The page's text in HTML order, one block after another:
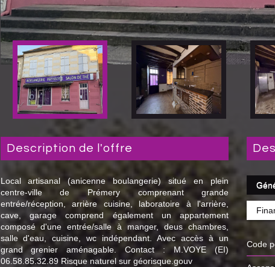
description de l'offre
Local artisanal (anicenne boulangerie) situé en plein
centre-ville de Prémery comprenant grande
entrée/réception, arrière cuisine, laboratoire à l'arrière,
cave, garage comprend également un appartement
composé d'une entrée/salle à manger, deus chambres,
salle d'eau, cuisine, wc indépendant. Avec accès à un
grand grenier aménagable. Contact : M.VOYE (EI)
06.58.85.32.89 Risque naturel sur géorisque.gouv
Code